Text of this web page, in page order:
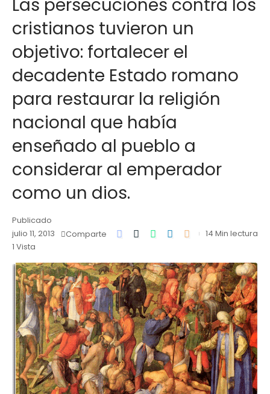
Las persecuciones contra los
cristianos tuvieron un
objetivo: fortalecer el
decadente Estado romano
para restaurar la religión
nacional que había
enseñado al pueblo a
considerar al emperador
como un dios.
Publicado
julio 11, 2013
1 Vista
Comparte 14 Min lectura